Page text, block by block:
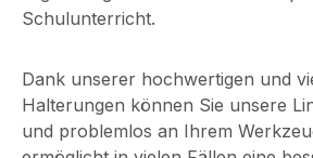
10 m Optik:
beschichtete
Glaslinsen Laser
Technologie: Single
Schulunterricht.
Dank unserer hochwertigen und
Halterungen können Sie unsere
und problemlos an Ihrem